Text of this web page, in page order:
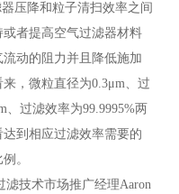
压降和粒子清扫效率之间
者提高空气过滤器材料
动的阻力并且降低施加
，微粒直径为0.3μm、过
、过滤效率为99.9995%两
到相应过滤效率需要的
。
滤技术市场推广经理Aaron